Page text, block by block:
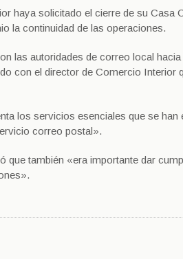
haya solicitado el cierre de su Casa
la continuidad de las operaciones.
las autoridades de correo local
con el director de Comercio Interior
los servicios esenciales que se
correo postal».
que también «era importante dar